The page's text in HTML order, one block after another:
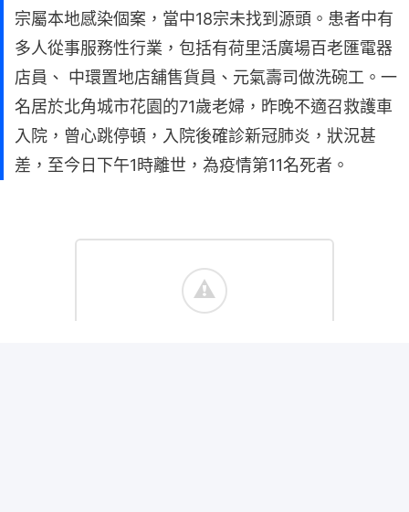
宗屬本地感染個案，當中18宗未找到源頭。患者中有
多人從事服務性行業，包括有荷里活廣場百老匯電器
店員、 中環置地店舖售貨員、元氣壽司做洗碗工。一
名居於北角城市花園的71歲老婦，昨晚不適召救護車
入院，曾心跳停頓，入院後確診新冠肺炎，狀況甚
差，至今日下午1時離世，為疫情第11名死者。